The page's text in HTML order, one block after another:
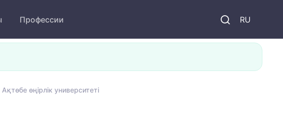
RU
Профессии
өңірлік университеті